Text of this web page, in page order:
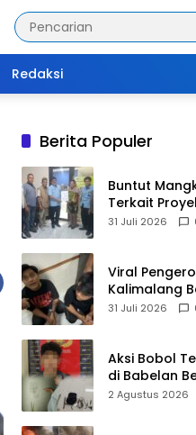
Redaksi
Berita Populer
Buntut
Terkait
Tampomas,
31 Juli 2026
Viral
Kalimalang
Suami Malah
31 Juli 2026
Aksi Bobol
di Babelan
Satpam dan
2 Agustus 2026